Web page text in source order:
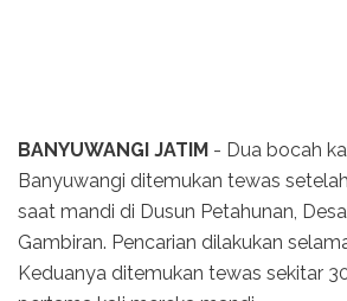
BANYUWANGI JATIM - Dua bocah
Banyuwangi ditemukan tewas
saat mandi di Dusun Petahunan,
Gambiran. Pencarian dilakukan
Keduanya ditemukan tewas sekitar